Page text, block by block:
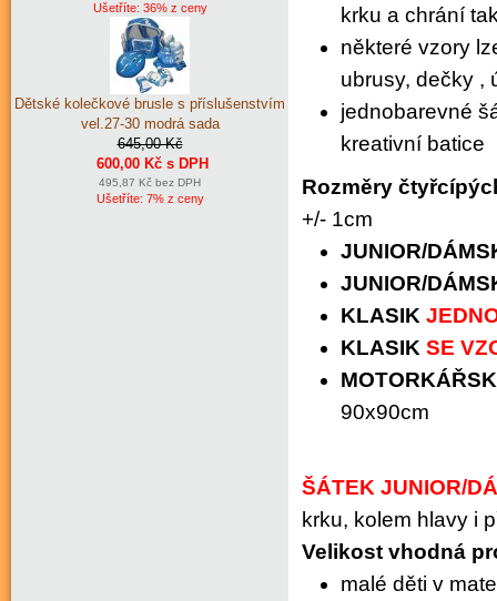
krku a chrání
některé vzory
ubrusy, dečky ,
jednobarevné
kreativní batice
Rozměry
+/- 1cm
JUNIOR/
JUNIOR/
KLASIK
KLASIK SE
90x90cm
ŠÁTEK JUNIOR/
krku, kolem hlavy i
Velikost vhodná
malé děti v
Ušetříte: 36% z ceny
Dětské kolečkové brusle s příslušenstvím
vel.27-30 modrá sada
645,00 Kč
600,00 Kč s DPH
495,87 Kč bez DPH
Ušetříte: 7% z ceny